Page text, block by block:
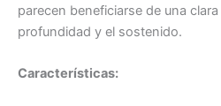
parecen beneficiarse de una
profundidad y el sostenido.
Características: